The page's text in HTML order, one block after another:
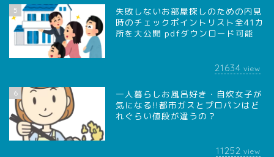
5
失敗しないお部屋探しのための内見
時のチェックポイントリスト全41カ
所を大公開 pdfダウンロード可能
21634 view
6
一人暮らしお風呂好き・自炊女子が
気になる!!都市ガスとプロパンはど
れぐらい値段が違うの？
11252 view